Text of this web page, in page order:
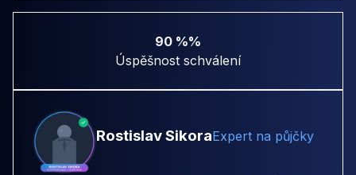
90 %%
Úspěšnost schválení
Rostislav SikoraExpert na půjčky